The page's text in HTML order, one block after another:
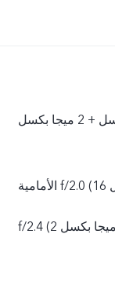
الأمامية f/2.0 (16 ميجا بكسل)، الخلفية f/1.8 (50 ميجا بكسل) +f/2.4 (2 ميجا بكسل) +